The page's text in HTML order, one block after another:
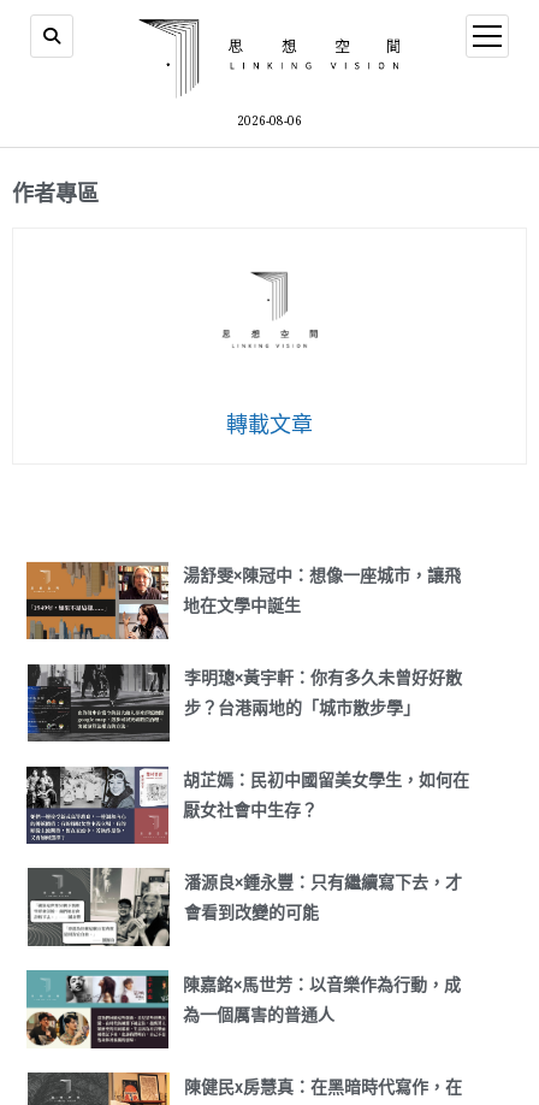
2026-08-06
作者專區
轉載文章
湯舒雯×陳冠中：想像一座城市，讓飛
地在文學中誕生
李明璁×黃宇軒：你有多久未曾好好散
步？台港兩地的「城市散步學」
胡芷嫣：民初中國留美女學生，如何在
厭女社會中生存？
潘源良×鍾永豐：只有繼續寫下去，才
會看到改變的可能
陳嘉銘×馬世芳：以音樂作為行動，成
為一個厲害的普通人
陳健民x房慧真：在黑暗時代寫作，在